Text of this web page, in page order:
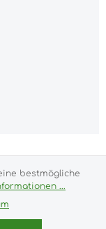
zzgl.
wenn
bestmögliche
...